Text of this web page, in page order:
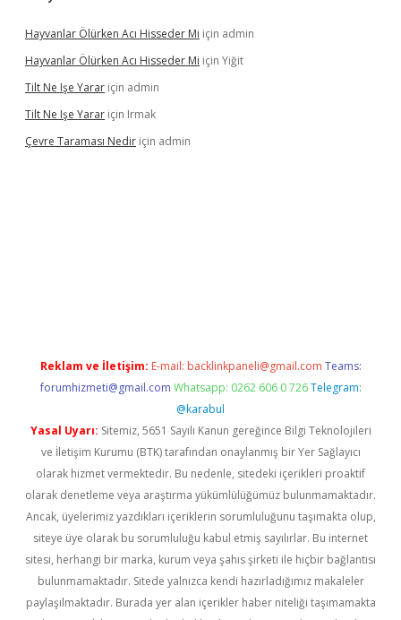
Hayvanlar Ölürken Acı Hisseder Mi için admin
Hayvanlar Ölürken Acı Hisseder Mi için Yiğit
Tilt Ne Işe Yarar için admin
Tilt Ne Işe Yarar için Irmak
Çevre Taraması Nedir için admin
Reklam ve İletişim: E-mail: backlinkpaneli@gmail.com Teams:
forumhizmeti@gmail.com Whatsapp: 0262 606 0 726 Telegram:
@karabul
Yasal Uyarı: Sitemiz, 5651 Sayılı Kanun gereğince Bilgi Teknolojileri
ve İletişim Kurumu (BTK) tarafından onaylanmış bir Yer Sağlayıcı
olarak hizmet vermektedir. Bu nedenle, sitedeki içerikleri proaktif
olarak denetleme veya araştırma yükümlülüğümüz bulunmamaktadır.
Ancak, üyelerimiz yazdıkları içeriklerin sorumluluğunu taşımakta olup,
siteye üye olarak bu sorumluluğu kabul etmiş sayılırlar. Bu internet
sitesi, herhangi bir marka, kurum veya şahıs şirketi ile hiçbir bağlantısı
bulunmamaktadır. Sitede yalnızca kendi hazırladığımız makaleler
paylaşılmaktadır. Burada yer alan içerikler haber niteliği taşımamakta